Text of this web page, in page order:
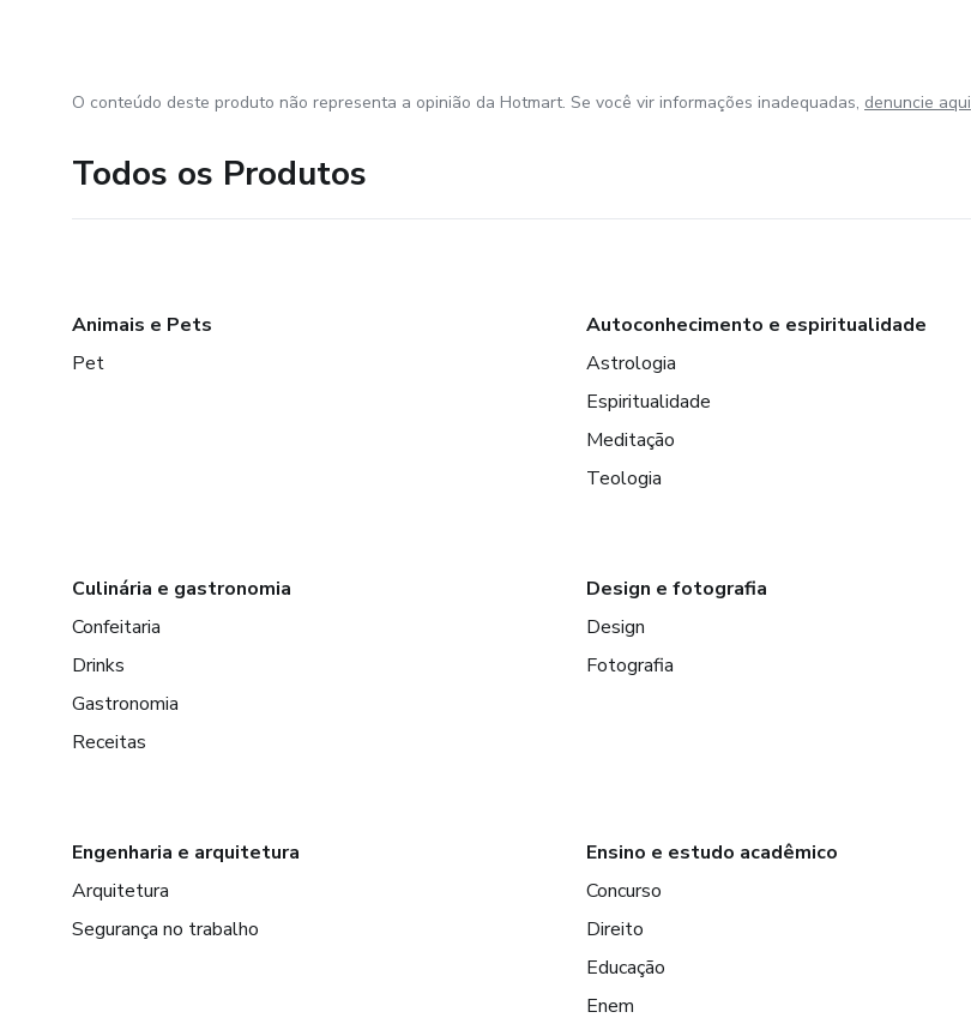
O conteúdo deste produto não representa a opinião da Hotmart. Se você vir informações inadequadas, denuncie aqui
Todos os Produtos
Animais e Pets
Pet
Autoconhecimento e espiritualidade
Astrologia
Espiritualidade
Meditação
Teologia
Culinária e gastronomia
Confeitaria
Drinks
Gastronomia
Receitas
Design e fotografia
Design
Fotografia
Engenharia e arquitetura
Arquitetura
Segurança no trabalho
Ensino e estudo acadêmico
Concurso
Direito
Educação
Enem